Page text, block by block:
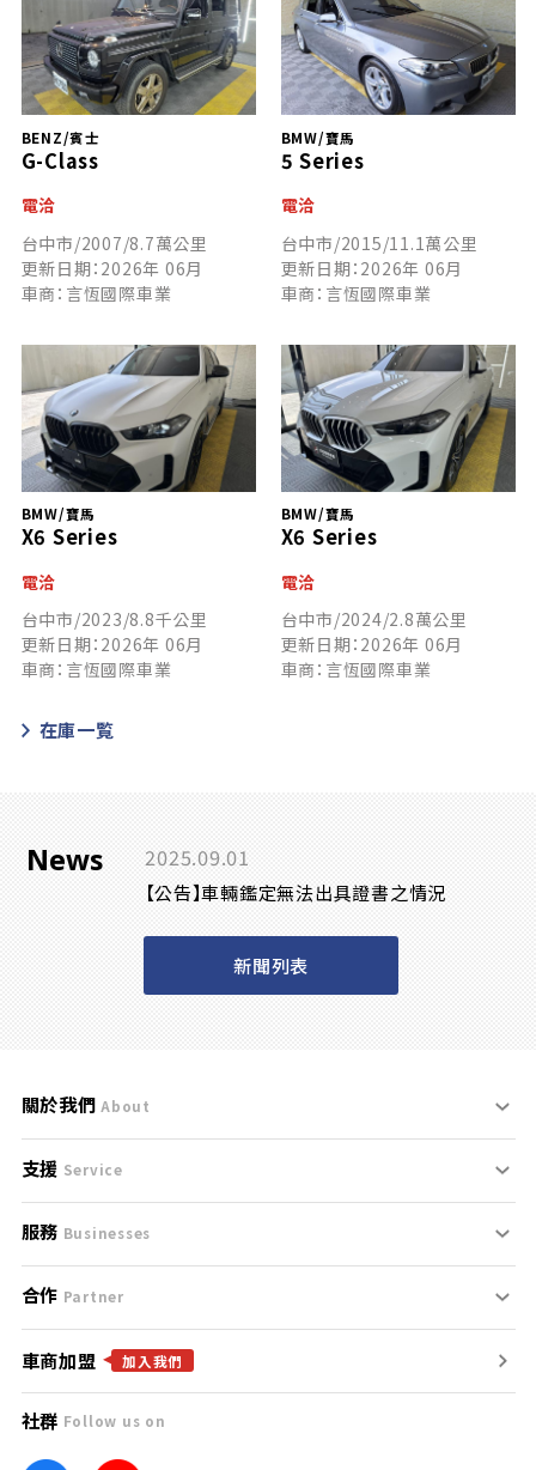
BENZ/賓士
G-Class
電洽
台中市/2007/8.7萬公里
更新日期：2026年 06月
車商：言恆國際車業
BMW/寶馬
5 Series
電洽
台中市/2015/11.1萬公里
更新日期：2026年 06月
車商：言恆國際車業
BMW/寶馬
X6 Series
電洽
台中市/2023/8.8千公里
更新日期：2026年 06月
車商：言恆國際車業
BMW/寶馬
X6 Series
電洽
台中市/2024/2.8萬公里
更新日期：2026年 06月
車商：言恆國際車業
在庫一覧
News 2025.09.01
【公告】車輛鑑定無法出具證書之情況
新聞列表
關於我們 About
刊登規範
服務條款
免責聲明
隱私權政策
團隊
支援 Service
支援中心
聯絡我們
服務 Businesses
什麼是Goo鑑定？
找好車
找好店
合作 Partner
合作夥伴
廣告合作
車商加盟 加入我們
社群 Follow us on